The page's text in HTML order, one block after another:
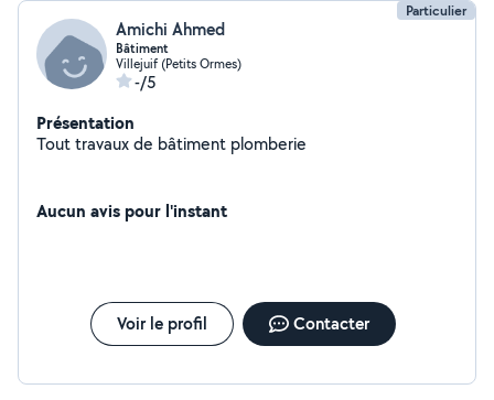
Particulier
Amichi Ahmed
Bâtiment
Villejuif (Petits Ormes)
-/5
Présentation
Tout travaux de bâtiment plomberie
Aucun avis pour l'instant
Voir le profil Contacter